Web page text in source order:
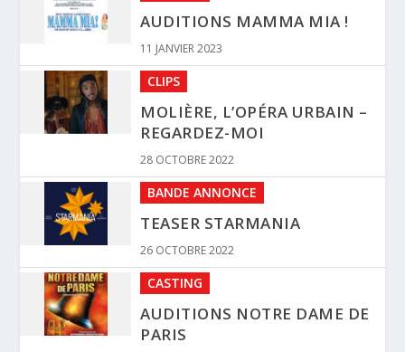
AUDITIONS MAMMA MIA !
11 JANVIER 2023
CLIPS
MOLIÈRE, L’OPÉRA URBAIN –
REGARDEZ-MOI
28 OCTOBRE 2022
BANDE ANNONCE
TEASER STARMANIA
26 OCTOBRE 2022
CASTING
AUDITIONS NOTRE DAME DE
PARIS